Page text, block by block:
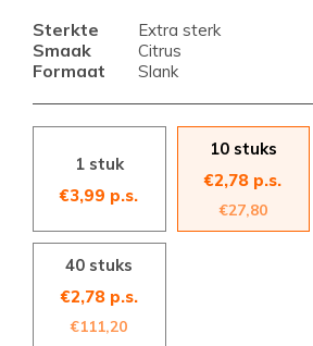
Sterkte Extra sterk
Smaak Citrus
Formaat Slank
1 stuk
€3,99 p.s.
10 stuks
€2,78 p.s.
€27,80
40 stuks
€2,78 p.s.
€111,20